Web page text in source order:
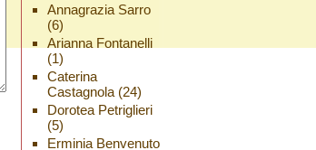
Annagrazia Sarro
(6)
Arianna Fontanelli
(1)
Caterina
Castagnola(24)
Dorotea Petriglieri
(5)
Erminia Benvenuto